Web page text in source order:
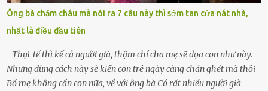
bận rộn với gia đình riêng của họ. Tôi đã từng đặt cược cả thanh
xuân vào người chồng ấy – và giờ, tôi chỉ còn lại chính mình. Tôi lên
chiếc xe buýt cuối ngày, trốn chạy khỏi thành phố và nỗi đau. Tôi v...
Ông bà chăm cháu mà nói ra 7 câu này thì sớm tan cửa nát nhà,
nhất là điều đầu tiên
Thực tế thì kể cả người già, thậm chí cha mẹ sẽ dọa con như này.
Nhưng dùng cách này sẽ kiến con trẻ ngày càng chán ghét mà thôi
Bố mẹ không cần con nữa, về với ông bà Có rất nhiều người già